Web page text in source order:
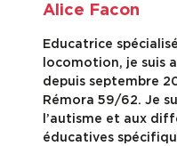
Alice Facon
Educatrice
locomotion, je suis
depuis septembre
Rémora 59/62. Je
l’autisme et aux
éducatives